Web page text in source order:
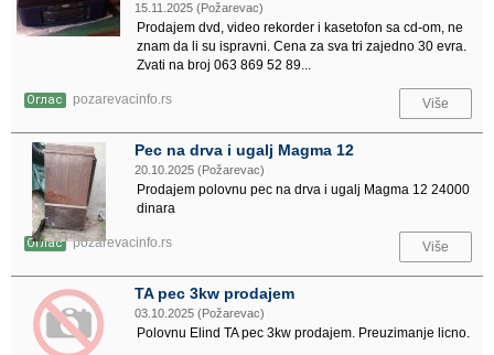
15.11.2025 (Požarevac)
Prodajem dvd, video rekorder i kasetofon sa cd-om, ne
znam da li su ispravni. Cena za sva tri zajedno 30 evra.
Zvati na broj 063 869 52 89...
Оглас pozarevacinfo.rs Više
Pec na drva i ugalj Magma 12
20.10.2025 (Požarevac)
Prodajem polovnu pec na drva i ugalj Magma 12 24000
dinara
Оглас pozarevacinfo.rs Više
TA pec 3kw prodajem
03.10.2025 (Požarevac)
Polovnu Elind TA pec 3kw prodajem. Preuzimanje licno.